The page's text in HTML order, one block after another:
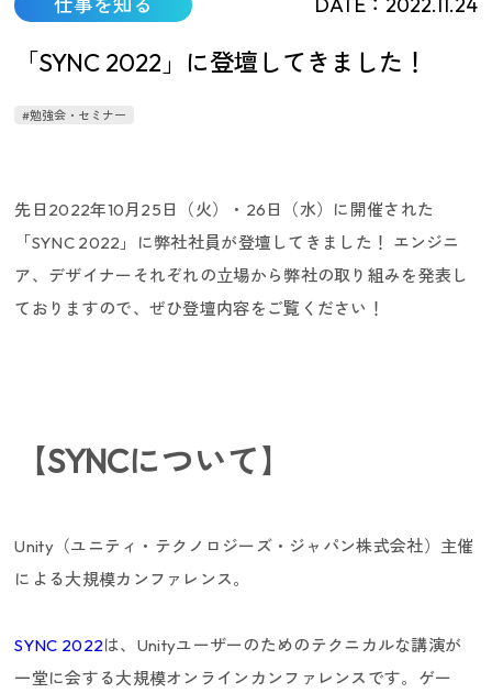
「SYNC 2022」に登壇してきました！
#勉強会・セミナー
先日2022年10月25日（火）・26日（水）に開催された
「SYNC 2022」に弊社社員が登壇してきました！ エンジニ
ア、デザイナーそれぞれの立場から弊社の取り組みを発表し
ておりますので、ぜひ登壇内容をご覧ください！
【SYNCについて】
Unity（ユニティ・テクノロジーズ・ジャパン株式会社）主催
による大規模カンファレンス。
SYNC 2022は、Unityユーザーのためのテクニカルな講演が
一堂に会する大規模オンラインカンファレンスです。ゲー